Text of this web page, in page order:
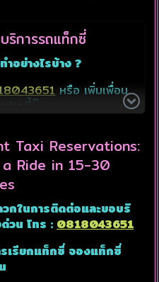
ริการรถแท็กซี่
อย่างไรบ้าง ?
หรือ เพิ่มเพื่อน
างนี้👇
มสมาชิกในเครือข่ายขึ้น
จังหวัด
อย่างไร ?
นึกได้ ศูนย์สามารถติดต่อ
วโมง
Taxi Reservations:
Ride in 15-30
วกในการติดต่อและขอบริ
ด่วน โทร :0818043651
เรียกแท็กซี่ จองแท็กซี่